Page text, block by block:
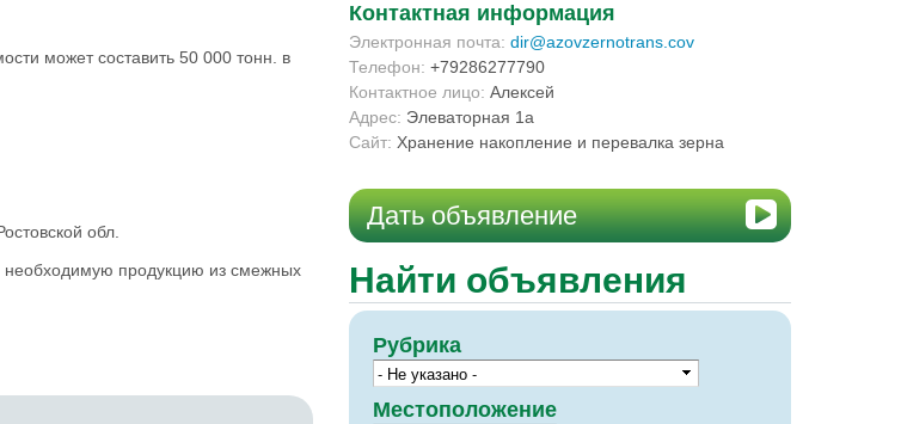
может составить 50 000 тонн. в
обл.
необходимую продукцию из смежных
Контактная информация
Электронная почта: dir@azovzernotrans.cov
Телефон: +79286277790
Контактное лицо: Алексей
Адрес: Элеваторная 1а
Сайт: Хранение накопление и перевалка зерна
Дать объявление
Найти объявления
Рубрика
Местоположение